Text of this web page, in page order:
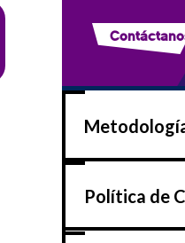
Política de